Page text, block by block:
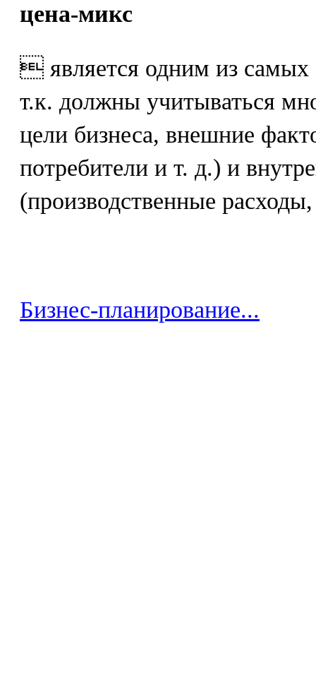
цена-микс
 является одним из
т.к. должны учитываться
цели бизнеса, внешние
потребители и т. д.) и
(производственные
Бизнес-планирование...